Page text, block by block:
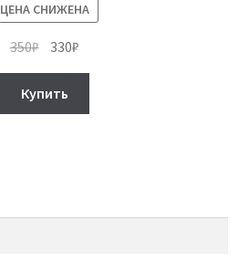
ЦЕНА СНИЖЕНА
350₽ Первоначальная
цена
составляла
350₽.
330₽
цена:
Купить